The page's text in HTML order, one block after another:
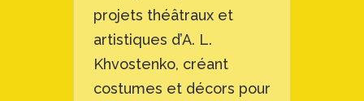
projets théâtraux et
artistiques d’A. L.
Khvostenko, créant
costumes et décors pour